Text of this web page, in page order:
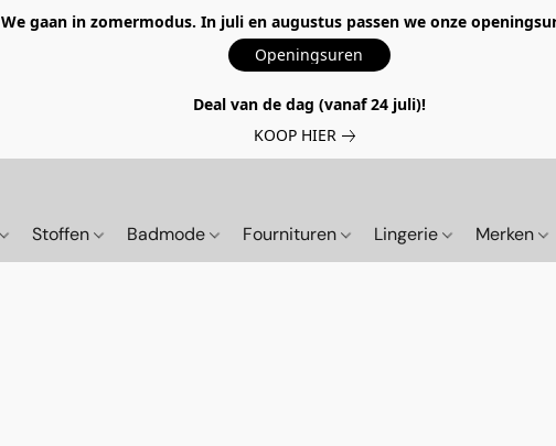
We gaan in zomermodus. In juli en augustus passen we onze
Openingsuren
Deal van de dag (vanaf 24 juli)!
KOOP HIER
Stoffen Badmode Fournituren Lingerie Merken